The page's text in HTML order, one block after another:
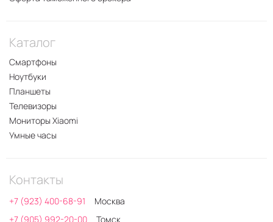
Каталог
Смартфоны
Ноутбуки
Планшеты
Телевизоры
Мониторы Xiaomi
Умные часы
Контакты
+7 (923) 400-68-91
Москва
+7 (905) 992-20-00
Томск